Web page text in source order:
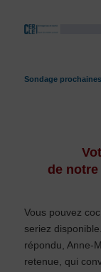
Sondage
de
Vous pouvez
seriez
répondu, Anne-
retenue, qui